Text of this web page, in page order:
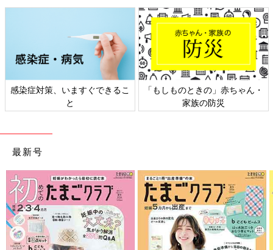
私は産後ケアを利用したものの、いざ寝る時間ができると逆にな
んだか眠れなくって･･･結局1人の夜はずっとテレビを見て終わっ
ちゃいました。でも、大好きなバラエティ番組をゆっくり見て笑
ってパワーをもらえたし、1人で桜を見に散歩に出かけられたり
したので、いいリフレッシュになりました。気持ち的にも少し余
裕ができた気がします。
「昭和の育児と、令和の育児は違う！」と実母とギ
感染症対策、いますぐできるこ
と
「もしものときの」赤ちゃん・
家族の防災
最新号